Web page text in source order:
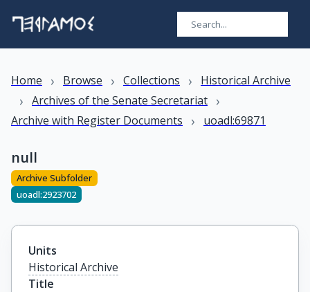
Home › Browse › Collections › Historical Archive
› Archives of the Senate Secretariat ›
Archive with Register Documents › uoadl:69871
null
Archive Subfolder
uoadl:2923702
Units
Historical Archive
Title